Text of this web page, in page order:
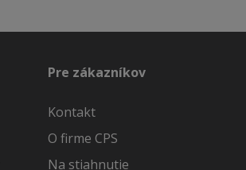
Pre zákazníkov
Kontakt
O firme CPS
Na stiahnutie